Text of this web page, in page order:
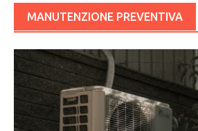
MANUTENZIONE PREVENTIVA